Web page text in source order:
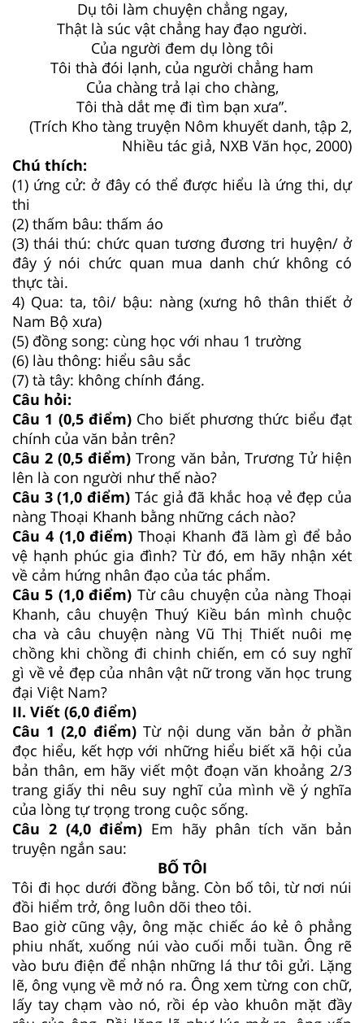
Dụ tôi làm chuyện chẳng ngay,
Thật là súc vật chẳng hay đạo người.
Của người đem dụ lòng tôi
Tôi thà đói lạnh, của người chẳng ham
Của chàng trả lại cho chàng,
Tôi thà dắt mẹ đi tìm bạn xưa”.
(Trích Kho tàng truyện Nôm khuyết danh, tập 2,
Nhiều tác giả, NXB Văn học, 2000)
Chú thích:
(1) ứng cử: ở đây có thể được hiểu là ứng thi, dự
thi
(2) thấm bâu: thấm áo
(3) thái thú: chức quan tương đương tri huyện/ ở
đây ý nói chức quan mua danh chứ không có
thực tài.
4) Qua: ta, tôi/ bậu: nàng (xưng hô thân thiết ở
Nam Bộ xưa)
(5) đồng song: cùng học với nhau 1 trường
(6) làu thông: hiểu sâu sắc
(7) tà tây: không chính đáng.
Câu hỏi:
Câu 1 (0,5 điểm) Cho biết phương thức biểu đạt
chính của văn bản trên?
Câu 2 (0,5 điểm) Trong văn bản, Trương Tử hiện
lên là con người như thế nào?
Câu 3 (1,0 điểm) Tác giả đã khắc hoạ vẻ đẹp của
nàng Thoại Khanh bằng những cách nào?
Câu 4 (1,0 điểm) Thoại Khanh đã làm gì để bảo
vệ hạnh phúc gia đình? Từ đó, em hãy nhận xét
về cảm hứng nhân đạo của tác phẩm.
Câu 5 (1,0 điểm) Từ câu chuyện của nàng Thoại
Khanh, câu chuyện Thuý Kiều bán mình chuộc
cha và câu chuyện nàng Vũ Thị Thiết nuôi mẹ
chồng khi chồng đi chinh chiến, em có suy nghĩ
gì về vẻ đẹp của nhân vật nữ trong văn học trung
đại Việt Nam?
II. Viết (6,0 điểm)
Câu 1 (2,0 điểm)Từ nội dung văn bản ở phần
đọc hiểu, kết hợp với những hiểu biết xã hội của
bản thân, em hãy viết một đoạn văn khoảng 2/3
trang giấy thi nêu suy nghĩ của mình về ý nghĩa
của lòng tự trọng trong cuộc sống.
Câu 2 (4,0 điểm) Em hãy phân tích văn bản
truyện ngắn sau:
BỐ TÔI
Tôi đi học dưới đồng bằng. Còn bố tôi, từ nơi núi
đồi hiểm trở, ông luôn dõi theo tôi.
Bao giờ cũng vậy, ông mặc chiếc áo kẻ ô phẳng
phiu nhất, xuống núi vào cuối mỗi tuần. Ông rẽ
vào bưu điện để nhận những lá thư tôi gửi. Lặng
lẽ, ông vụng về mở nó ra. Ông xem từng con chữ,
lấy tay chạm vào nó, rồi ép vào khuôn mặt đầy